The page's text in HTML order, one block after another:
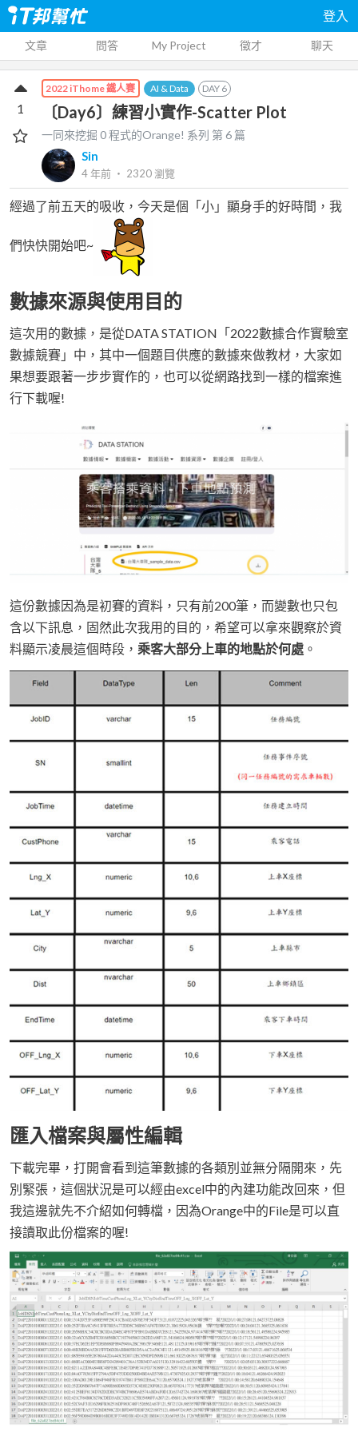
登入
文章 問答 My Project 徵才 聊天
2022 iThome 鐵人賽 AI & Data DAY 6
〔Day6〕練習小實作-Scatter Plot
一同來挖掘 0 程式的Orange! 系列 第6 篇
Sin
4 年前 ‧ 2320瀏覽
1
經過了前五天的吸收，今天是個「小」顯身手的好時間，我
們快快開始吧~
數據來源與使用目的
這次用的數據，是從DATA STATION「2022數據合作實驗室
數據競賽」中，其中一個題目供應的數據來做教材，大家如
果想要跟著一步步實作的，也可以從網路找到一樣的檔案進
行下載喔!
這份數據因為是初賽的資料，只有前200筆，而變數也只包
含以下訊息，固然此次我用的目的，希望可以拿來觀察於資
料顯示凌晨這個時段， 乘客大部分上車的地點於何處 。
匯入檔案與屬性編輯
下載完畢，打開會看到這筆數據的各類別並無分隔開來，先
別緊張，這個狀況是可以經由excel中的內建功能改回來，但
我這邊就先不介紹如何轉檔，因為Orange中的File是可以直
接讀取此份檔案的喔!